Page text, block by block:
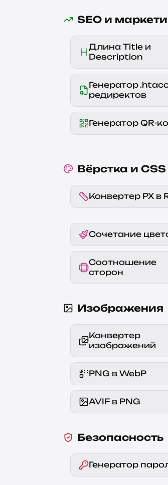
SEO и
Длина Title и
Description
Генератор
редиректов
Генератор QR-
Вёрстка и CSS
Конвертер PX в
Сочетание
Соотношение
сторон
Изображения
Конвертер
изображений
PNG в WebP
AVIF в PNG
Безопасность
Генератор